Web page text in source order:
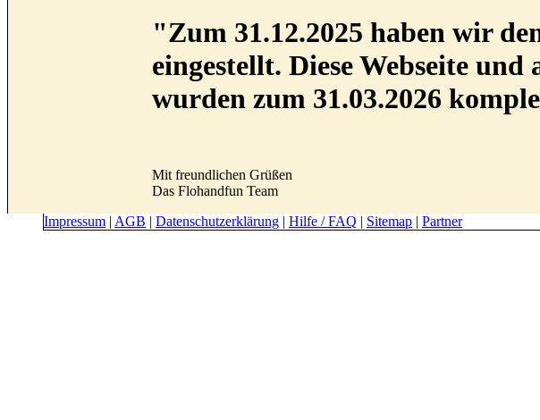
"Zum 31.12.2025 haben wir
eingestellt. Diese Webseite
wurden zum 31.03.2026
Mit freundlichen Grüßen
Das Flohandfun Team
Impressum | AGB | Datenschutzerklärung | Hilfe / FAQ | Sitemap | Partner